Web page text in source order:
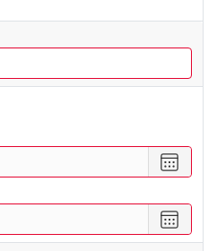
een
vanaf
een